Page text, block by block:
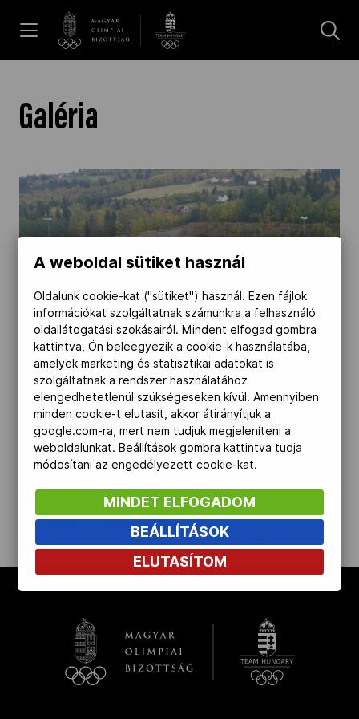
Dakar 2026
Los Angeles 2028
MOB
Kettőskarrier-program
NOB
Társszervezetek
Adatbank
Galéria
Lillehammer biatlon stadion a
lőpályával
A weboldal sütiket használ
Oldalunk cookie-kat ("sütiket") használ. Ezen fájlok
információkat szolgáltatnak számunkra a felhasználó
oldallátogatási szokásairól. Mindent elfogad gombra
kattintva, Ön beleegyezik a cookie-k használatába,
amelyek marketing és statisztikai adatokat is
szolgáltatnak a rendszer használatához
elengedhetetlenül szükségeseken kívül. Amennyiben
minden cookie-t elutasít, akkor átirányítjuk a
google.com-ra, mert nem tudjuk megjeleníteni a
weboldalunkat. Beállítások gombra kattintva tudja
módosítani az engedélyezett cookie-kat.
MINDET ELFOGADOM
BEÁLLÍTÁSOK
ELUTASÍTOM